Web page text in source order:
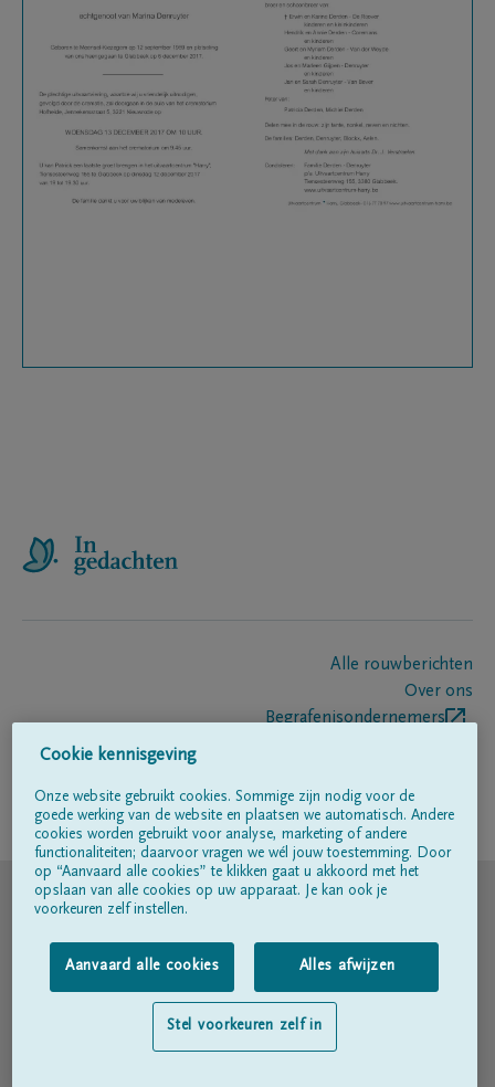
Alle rouwberichten
Over ons
Begrafenisondernemers
Volg ons op
© DELA
Gebruiksvoorwaarden
Privacyverklaring
Toegankelijkheidsverklaring
Cookie kennisgeving
Onze website gebruikt cookies. Sommige zijn nodig voor de
goede werking van de website en plaatsen we automatisch. Andere
cookies worden gebruikt voor analyse, marketing of andere
functionaliteiten; daarvoor vragen we wél jouw toestemming. Door
op “Aanvaard alle cookies” te klikken gaat u akkoord met het
opslaan van alle cookies op uw apparaat. Je kan ook je
voorkeuren zelf instellen.
Aanvaard alle cookies Alles afwijzen
Stel voorkeuren zelf in